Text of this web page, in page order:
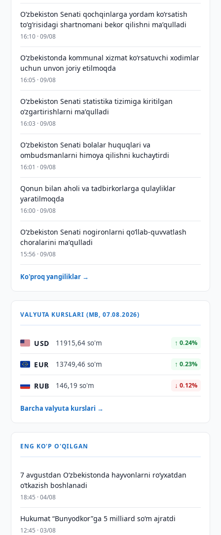
Oʻzbekiston Senati qochqinlarga yordam koʻrsatish
toʻgʻrisidagi shartnomani bekor qilishni maʼqulladi
16:10 · 09/08
Oʻzbekistonda kommunal xizmat koʻrsatuvchi xodimlar
uchun unvon joriy etilmoqda
16:05 · 09/08
Oʻzbekiston Senati statistika tizimiga kiritilgan
oʻzgartirishlarni maʼqulladi
16:03 · 09/08
Oʻzbekiston Senati bolalar huquqlari va
ombudsmanlarni himoya qilishni kuchaytirdi
16:01 · 09/08
Qonun bilan aholi va tadbirkorlarga qulayliklar
yaratilmoqda
16:00 · 09/08
Oʻzbekiston Senati nogironlarni qoʻllab-quvvatlash
choralarini maʼqulladi
15:56 · 09/08
Ko'proq yangiliklar →
VALYUTA KURSLARI (MB, 07.08.2026)
USD 11915,64 so'm ↑ 0.24%
EUR 13749,46 so'm ↑ 0.23%
RUB 146,19 so'm ↓ 0.12%
Barcha valyuta kurslari →
ENG KO'P O'QILGAN
7 avgustdan O‘zbekistonda hayvonlarni ro‘yxatdan
o‘tkazish boshlanadi
18:45 · 04/08
Hukumat “Bunyodkor”ga 5 milliard so‘m ajratdi
12:45 · 03/08